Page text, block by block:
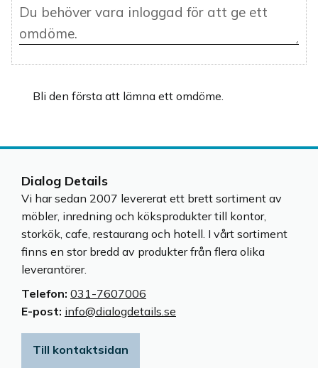
Bli den första att lämna ett omdöme.
Dialog Details
Vi har sedan 2007 levererat ett brett sortiment av
möbler, inredning och köksprodukter till kontor,
storkök, cafe, restaurang och hotell. I vårt sortiment
finns en stor bredd av produkter från flera olika
leverantörer.
Telefon: 031-7607006
E-post: info@dialogdetails.se
Till kontaktsidan